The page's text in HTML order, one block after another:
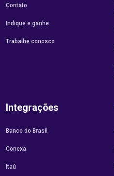
Contato
Indique e ganhe
Trabalhe conosco
Integrações
Banco do Brasil
Conexa
Itaú